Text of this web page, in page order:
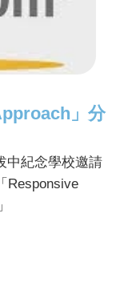
」分
中紀念學校邀請
Responsive